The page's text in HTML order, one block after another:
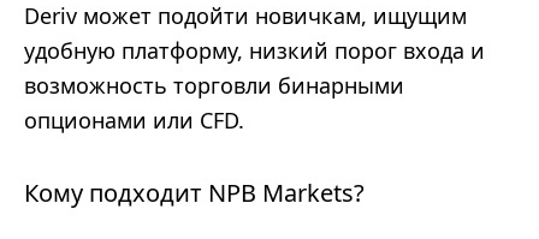
Deriv может подойти новичкам, ищущим
удобную платформу, низкий порог входа и
возможность торговли бинарными
опционами или CFD.
Кому подходит NPB Markets?